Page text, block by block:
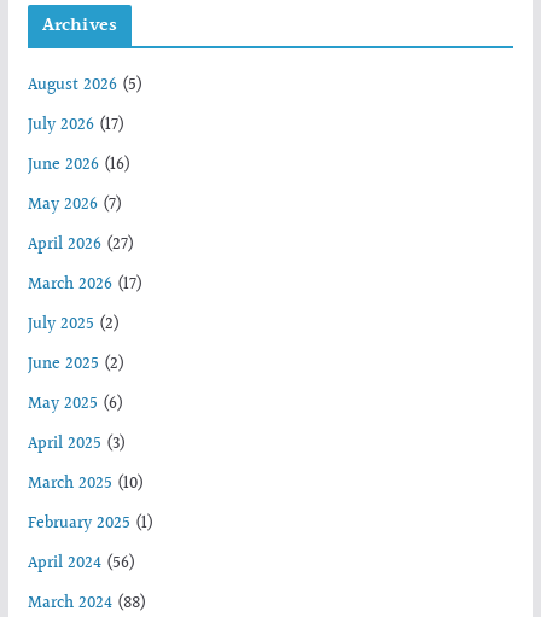
Archives
August 2026(5)
July 2026(17)
June 2026(16)
May 2026(7)
April 2026(27)
March 2026(17)
July 2025 (2)
June 2025 (2)
May 2025 (6)
April 2025 (3)
March 2025 (10)
February 2025 (1)
April 2024(56)
March 2024(88)